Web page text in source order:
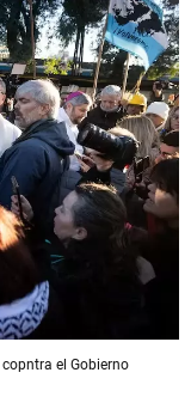
el Gobierno